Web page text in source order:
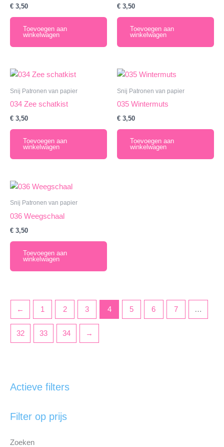
€ 3,50
Toevoegen aan
winkelwagen
€ 3,50
Toevoegen aan
winkelwagen
Snij Patronen van papier
034 Zee schatkist
€ 3,50
Toevoegen aan
winkelwagen
Snij Patronen van papier
035 Wintermuts
€ 3,50
Toevoegen aan
winkelwagen
Snij Patronen van papier
036 Weegschaal
€ 3,50
Toevoegen aan
winkelwagen
← 1 2 3 4 5 6 7 …
32 33 34 →
Actieve filters
Filter op prijs
Zoeken